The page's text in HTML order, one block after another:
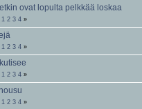
ovat lopulta pelkkää loskaa
1 2 3 4 »
1 2 3 4 »
1 2 3 4 »
1 2 3 4 »